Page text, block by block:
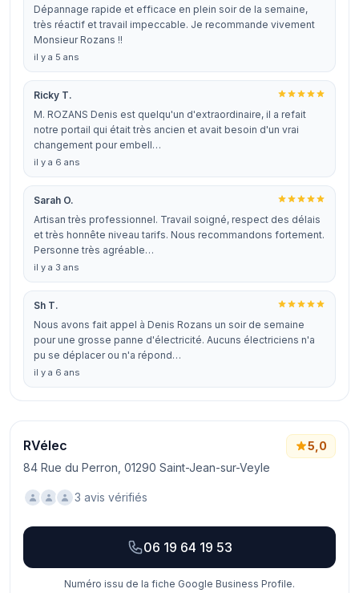
Dépannage rapide et efficace en plein soir de la semaine,
très réactif et travail impeccable. Je recommande vivement
Monsieur Rozans !!
il y a 5 ans
Ricky T.
M. ROZANS Denis est quelqu'un d'extraordinaire, il a refait
notre portail qui était très ancien et avait besoin d'un vrai
changement pour embell…
il y a 6 ans
Sarah O.
Artisan très professionnel. Travail soigné, respect des délais
et très honnête niveau tarifs. Nous recommandons fortement.
Personne très agréable…
il y a 3 ans
Sh T.
Nous avons fait appel à Denis Rozans un soir de semaine
pour une grosse panne d'électricité. Aucuns électriciens n'a
pu se déplacer ou n'a répond…
il y a 6 ans
RVélec
84 Rue du Perron, 01290 Saint-Jean-sur-Veyle
5,0
3 avis vérifiés
06 19 64 19 53
Numéro issu de la fiche Google Business Profile.